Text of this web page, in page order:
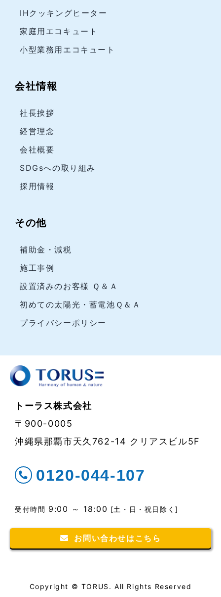
IHクッキングヒーター
家庭用エコキュート
小型業務用エコキュート
会社情報
社長挨拶
経営理念
会社概要
SDGsへの取り組み
採用情報
その他
補助金・減税
施工事例
設置済みのお客様 Ｑ＆Ａ
初めての太陽光・蓄電池Ｑ＆Ａ
プライバシーポリシー
トーラス株式会社
〒900-0005
沖縄県那覇市天久762-14 クリアスビル5F
0120-044-107
受付時間 9:00 ～ 18:00 [土・日・祝日除く]
お問い合わせはこちら
Copyright © TORUS. All Rights Reserved